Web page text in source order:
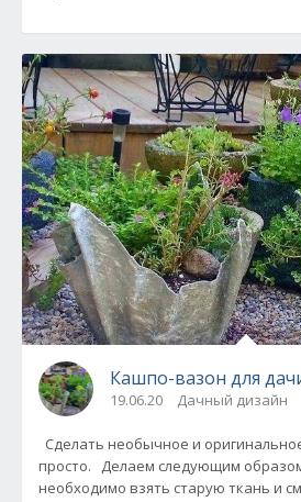
Кашпо-вазон для
19.06.20 Дачный дизайн
Сделать необычное и
просто. Делаем следующим
необходимо взять старую ткань и